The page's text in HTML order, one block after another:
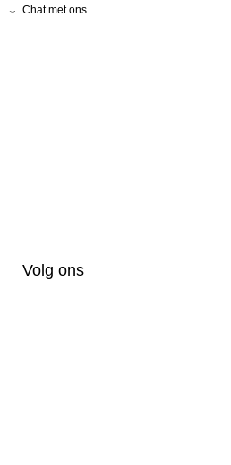
Chat met ons
Volg ons